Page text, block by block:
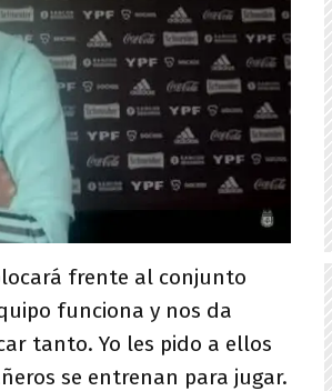
frente al conjunto
funciona y nos da
tanto. Yo les pido a ellos
se entrenan para jugar.